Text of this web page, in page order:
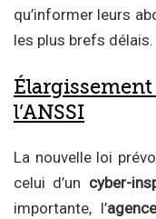
qu’informer leurs
les plus brefs délais.
l’ANSSI
La nouvelle loi
celui d’un cyber-
importante, l’